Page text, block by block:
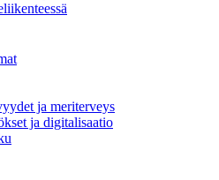
ja meriterveys
ja digitalisaatio